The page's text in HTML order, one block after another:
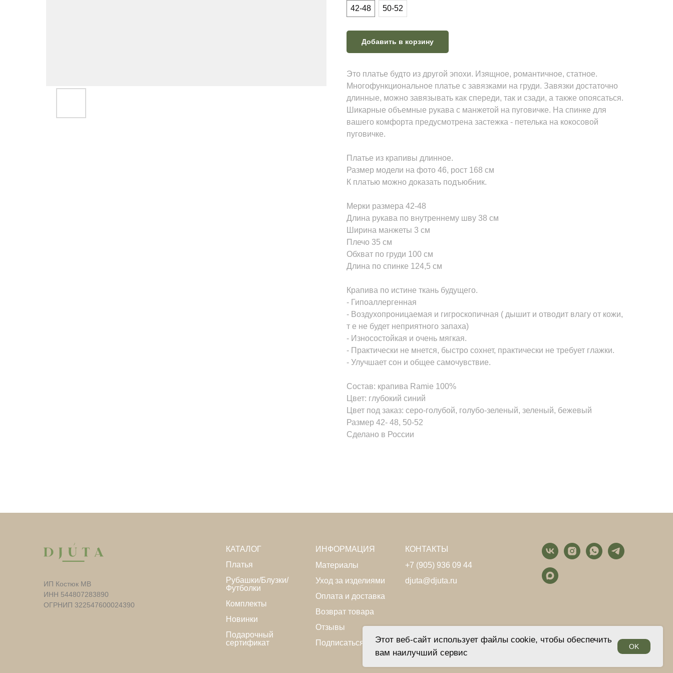
42-48 50-52
Добавить в корзину
Это платье будто из другой эпохи. Изящное, романтичное, статное.
Многофункциональное платье с завязками на груди. Завязки достаточно
длинные, можно завязывать как спереди, так и сзади, а также опоясаться.
Шикарные объемные рукава с манжетой на пуговичке. На спинке для
вашего комфорта предусмотрена застежка - петелька на кокосовой
пуговичке.
Платье из крапивы длинное.
Размер модели на фото 46, рост 168 см
К платью можно доказать подъюбник.
Мерки размера 42-48
Длина рукава по внутреннему шву 38 см
Ширина манжеты 3 см
Плечо 35 см
Обхват по груди 100 см
Длина по спинке 124,5 см
Крапива по истине ткань будущего.
- Гипоаллергенная
- Воздухопроницаемая и гигроскопичная ( дышит и отводит влагу от кожи,
т е не будет неприятного запаха)
- Износостойкая и очень мягкая.
- Практически не мнется, быстро сохнет, практически не требует глажки.
- Улучшает сон и общее самочувствие.
Состав: крапива Ramie 100%
Цвет: глубокий синий
Цвет под заказ: серо-голубой, голубо-зеленый, зеленый, бежевый
Размер 42- 48, 50-52
Сделано в России
Этот веб-сайт использует файлы cookie, чтобы обеспечить
вам наилучший сервис
OK
ИП Костюк МВ
ИНН 544807283890
ОГРНИП 322547600024390
КАТАЛОГ
Платья
Рубашки/Блузки/
Футболки
Комплекты
Новинки
Подарочный
сертификат
ИНФОРМАЦИЯ
Материалы
Уход за изделиями
Оплата и доставка
Возврат товара
Отзывы
Подписаться
КОНТАКТЫ
+7 (905) 936 09 44
djuta@djuta.ru